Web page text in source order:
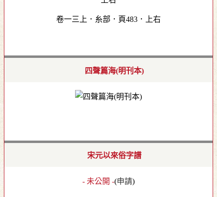
卷一三上．糸部．頁483．上右
四聲篇海(明刊本)
宋元以來俗字譜
- 未公開 -(申請)